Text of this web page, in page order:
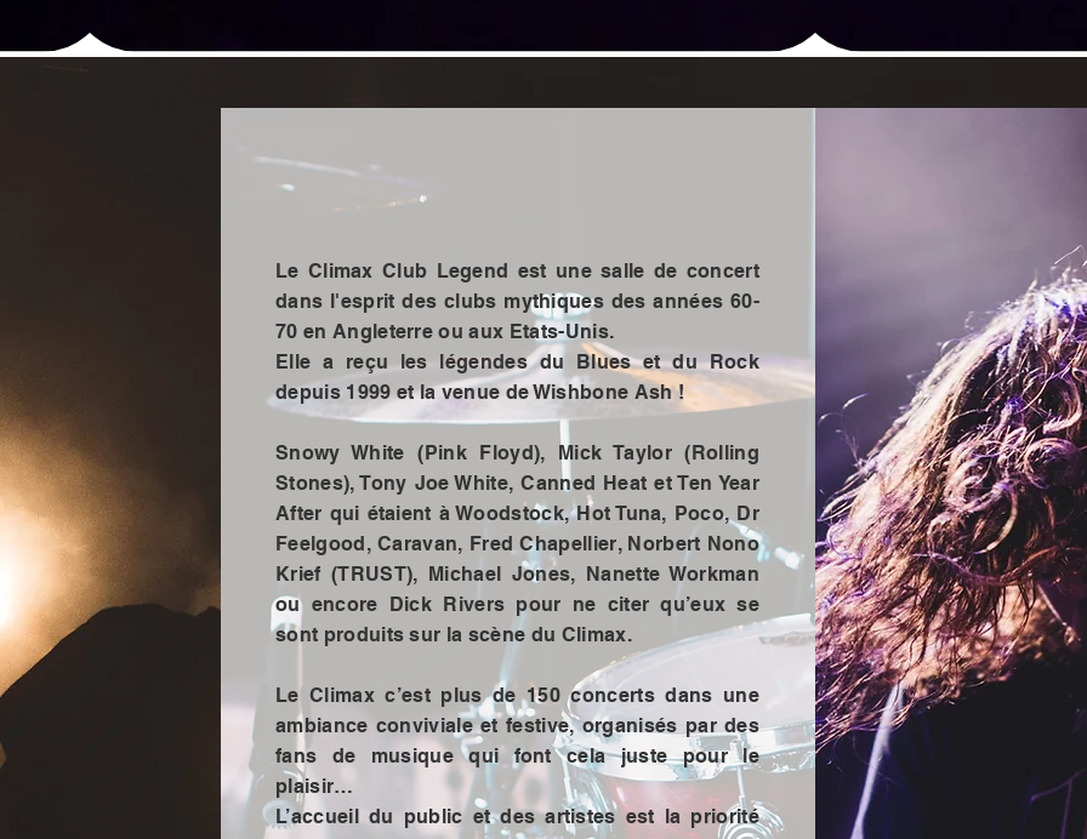
La légende
La légende
Le Climax Club Legend est une salle de concert
dans l'esprit des clubs mythiques des années 60-
70 en Angleterre ou aux Etats-Unis.
Elle a reçu les légendes du Blues et du Rock
depuis 1999 et la venue de Wishbone Ash !
Snowy White (Pink Floyd), Mick Taylor (Rolling
Stones), Tony Joe White, Canned Heat et Ten Year
After qui étaient à Woodstock, Hot Tuna, Poco, Dr
Feelgood, Caravan, Fred Chapellier, Norbert Nono
Krief (TRUST), Michael Jones, Nanette Workman
ou encore Dick Rivers pour ne citer qu’eux se
sont produits sur la scène du Climax.
Le Climax c’est plus de 150 concerts dans une
ambiance conviviale et festive, organisés par des
fans de musique qui font cela juste pour le
plaisir…
L’accueil du public et des artistes est la priorité